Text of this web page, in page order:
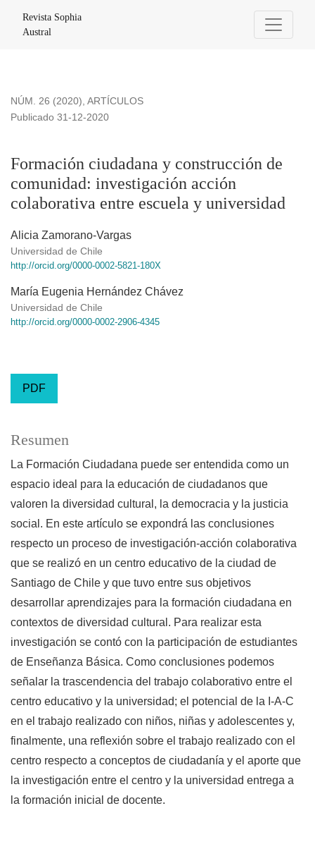
Revista Sophia
Austral
NÚM. 26 (2020), ARTÍCULOS
Formación ciudadana y construcción de
comunidad: investigación acción
colaborativa entre escuela y universidad
Publicado 31-12-2020
Alicia Zamorano-Vargas
Universidad de Chile
http://orcid.org/0000-0002-5821-180X
María Eugenia Hernández Chávez
Universidad de Chile
http://orcid.org/0000-0002-2906-4345
PDF
Resumen
La Formación Ciudadana puede ser entendida como un
espacio ideal para la educación de ciudadanos que
valoren la diversidad cultural, la democracia y la justicia
social. En este artículo se expondrá las conclusiones
respecto un proceso de investigación-acción colaborativa
que se realizó en un centro educativo de la ciudad de
Santiago de Chile y que tuvo entre sus objetivos
desarrollar aprendizajes para la formación ciudadana en
contextos de diversidad cultural. Para realizar esta
investigación se contó con la participación de estudiantes
de Enseñanza Básica. Como conclusiones podemos
señalar la trascendencia del trabajo colaborativo entre el
centro educativo y la universidad; el potencial de la I-A-C
en el trabajo realizado con niños, niñas y adolescentes y,
finalmente, una reflexión sobre el trabajo realizado con el
centro respecto a conceptos de ciudadanía y el aporte que
la investigación entre el centro y la universidad entrega a
la formación inicial de docente.